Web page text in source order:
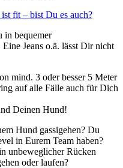
fit – bist Du es auch?
in bequemer
Jeans o.ä. lässt Dir nicht
mind. 3 oder besser 5 Meter
auf alle Fälle auch für Dich
Deinen Hund!
Hund gassigehen? Du
in Eurem Team haben?
unbeweglicher Rücken
oder laufen?